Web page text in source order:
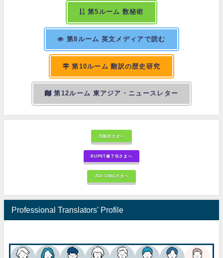
第5ルーム 数秘術
第8ルーム 英文メディアで読む
第10ルーム 翻訳の歴史研究
第12ルーム 東アジア・ニュースレター
出版社さまへ
BUPST修了生さまへ
JTA-GWGさまへ
Professional Translators' Profile